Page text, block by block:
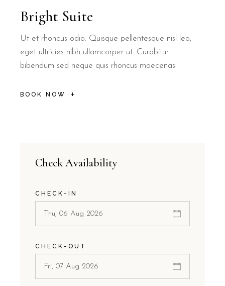
Bright Suite
Ut et rhoncus odio. Quisque pellentesque nisl leo,
eget ultricies nibh ullamcorper ut. Curabitur
bibendum sed neque quis rhoncus maecenas
BOOK NOW
Check Availability
CHECK-IN
CHECK-OUT